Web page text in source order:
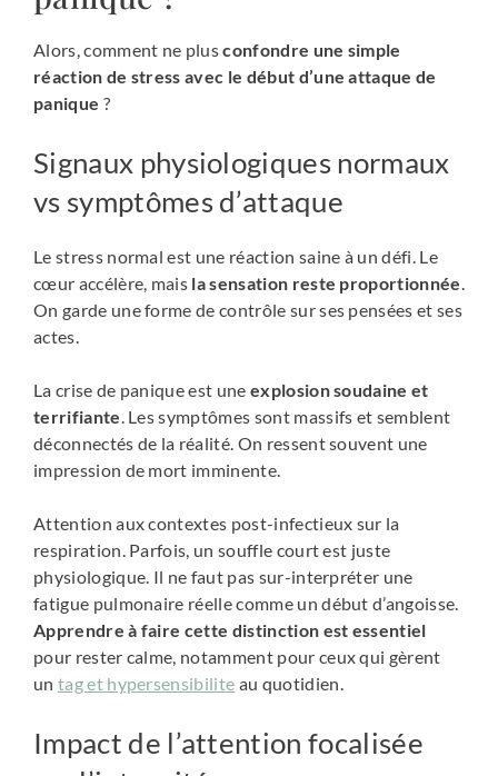
Alors, comment ne plusconfondre une simple
réaction de stress avec le début d’une attaque de
panique ?
Signaux physiologiques normaux
vs symptômes d’attaque
Le stress normal est une réaction saine à un défi. Le
cœur accélère, mais la sensation reste proportionnée.
On garde une forme de contrôle sur ses pensées et ses
actes.
La crise de panique est une explosion soudaine et
terrifiante. Les symptômes sont massifs et semblent
déconnectés de la réalité. On ressent souvent une
impression de mort imminente.
Attention aux contextes post-infectieux sur la
respiration. Parfois, un souffle court est juste
physiologique. Il ne faut pas sur-interpréter une
fatigue pulmonaire réelle comme un début d’angoisse.
Apprendre à faire cette distinction est essentiel
pour rester calme, notamment pour ceux qui gèrent
un tag et hypersensibilite au quotidien.
Impact de l’attention focalisée